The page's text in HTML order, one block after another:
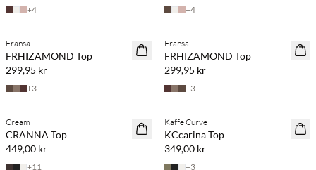
+4 +4
NYHET
Fransa
FRHIZAMOND Top
299,95 kr
+3
NYHET
Fransa
FRHIZAMOND Top
299,95 kr
+3
NYHET
Cream
CRANNA Top
449,00 kr
+11
NYHET
Kaffe Curve
KCcarina Top
349,00 kr
+3